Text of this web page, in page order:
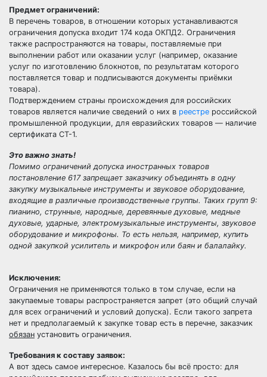
Предмет ограничений:
В перечень товаров, в отношении которых устанавливаются
ограничения допуска входит 174 кода ОКПД2. Ограничения
также распространяются на товары, поставляемые при
выполнении работ или оказании услуг (например, оказание
услуг по изготовлению блокнотов, по результатам которого
поставляется товар и подписываются документы приёмки
товара).
Подтверждением страны происхождения для российских
товаров является наличие сведений о них в реестре российской
промышленной продукции, для евразийских товаров — наличие
сертификата СТ-1.
Это важно знать!
Помимо ограничений допуска иностранных товаров
постановление 617 запрещает заказчику объединять в одну
закупку музыкальные инструменты и звуковое оборудование,
входящие в различные производственные группы. Таких групп 9:
пианино, струнные, народные, деревянные духовые, медные
духовые, ударные, электромузыкальные инструменты, звуковое
оборудование и микрофоны. То есть нельзя, например, купить
одной закупкой усилитель и микрофон или баян и балалайку.
Исключения:
Ограничения не применяются только в том случае, если на
закупаемые товары распространяется запрет (это общий случай
для всех ограничений и условий допуска). Если такого запрета
нет и предполагаемый к закупке товар есть в перечне, заказчик
обязан установить ограничения.
Требования к составу заявок:
А вот здесь самое интересное. Казалось бы всё просто: для